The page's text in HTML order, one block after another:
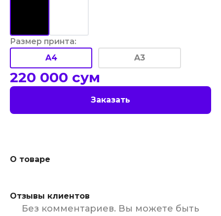
Размер принта:
A4
A3
220 000 сум
Заказать
О товаре
Отзывы клиентов
Без комментариев. Вы можете быть